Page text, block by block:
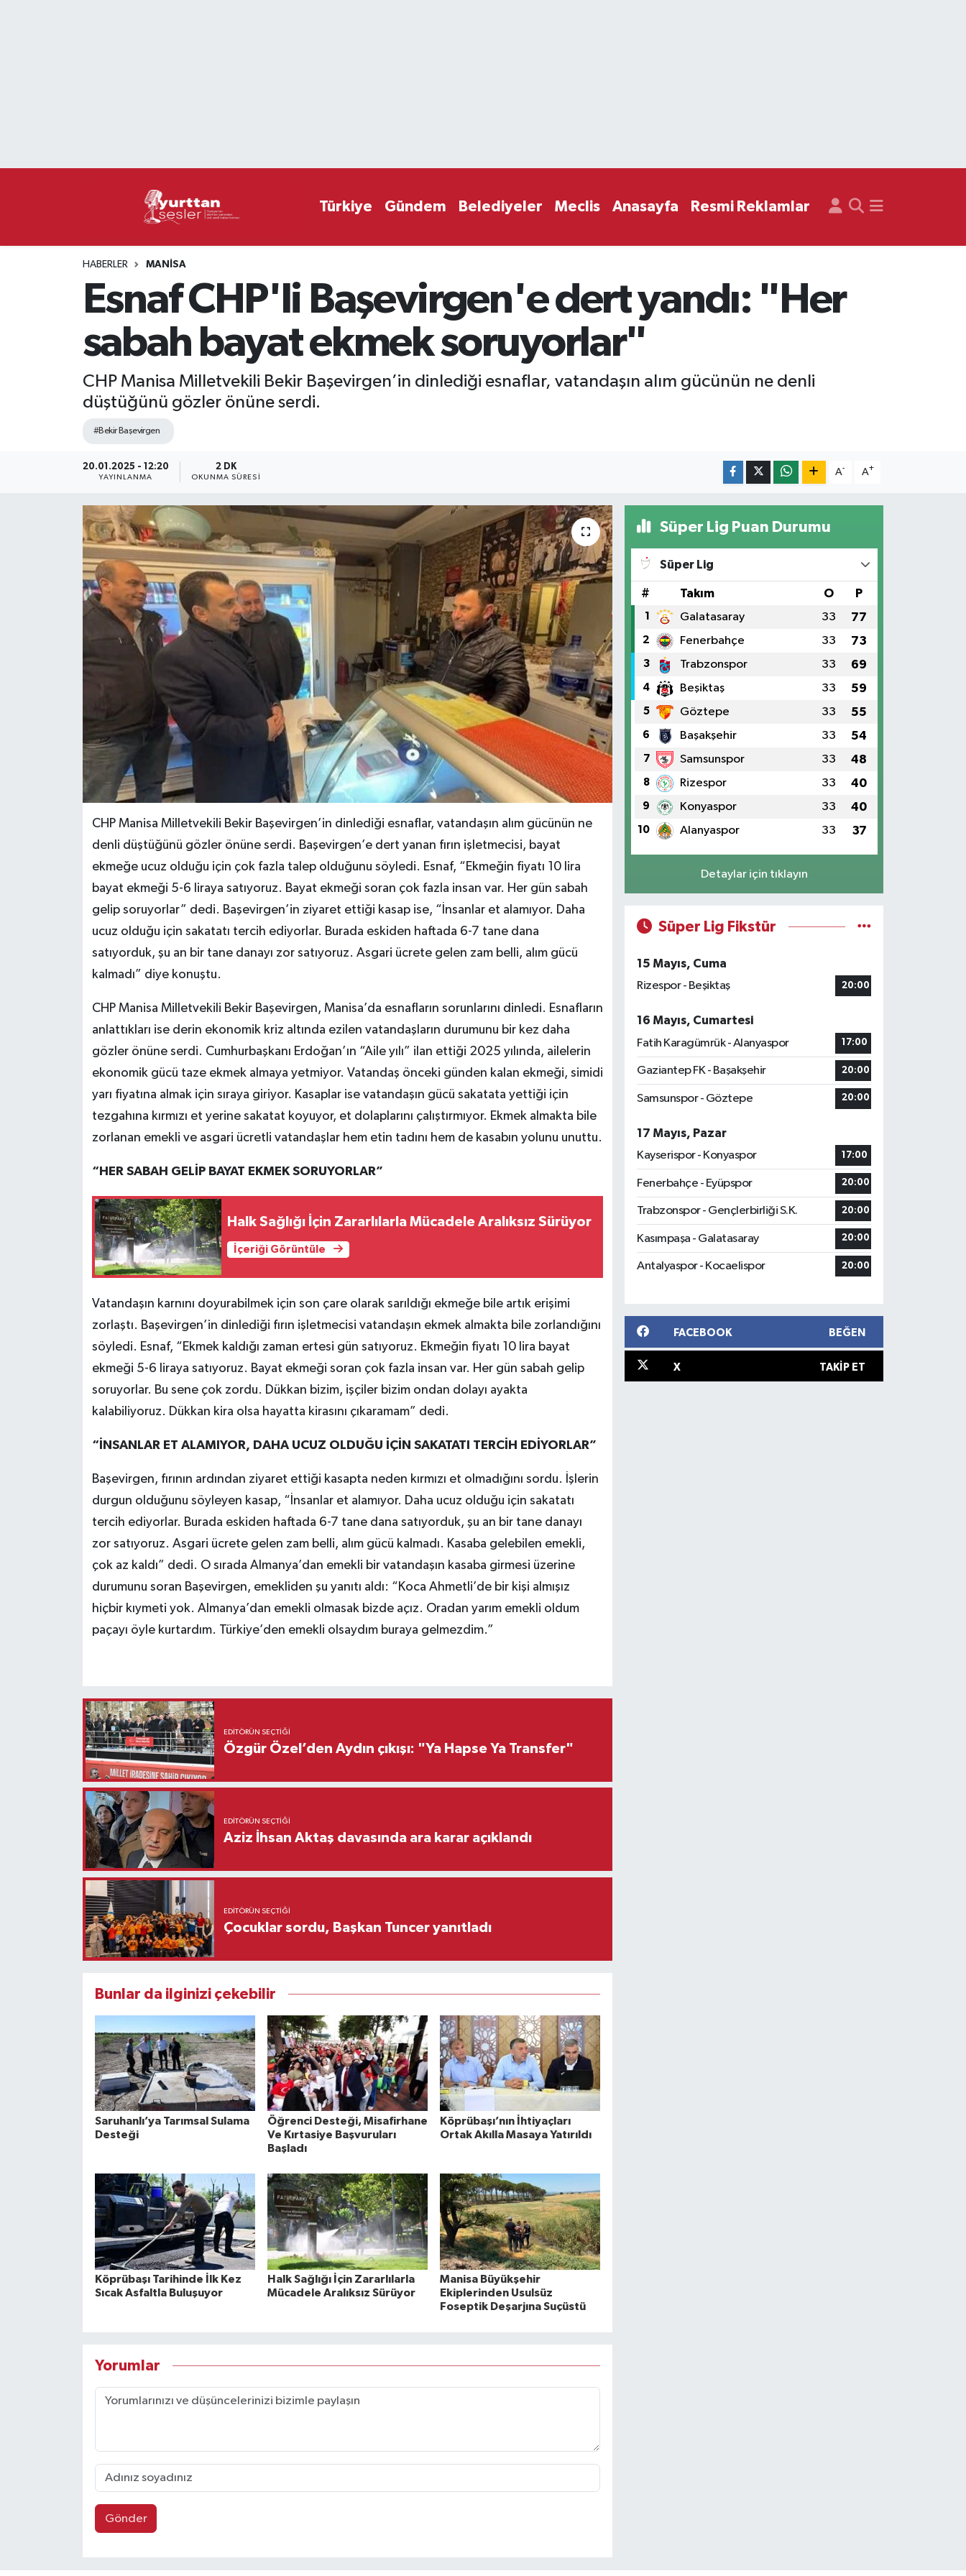
Türkiye Gündem Belediyeler Meclis Anasayfa Resmi Reklamlar
HABERLER MANISA
Esnaf CHP'li Başevirgen'e dert yandı: "Her
sabah bayat ekmek soruyorlar"
CHP Manisa Milletvekili Bekir Başevirgen’in dinlediği esnaflar, vatandaşın alım gücünün ne denli
düştüğünü gözler önüne serdi.
#Bekir Başevirgen
20.01.2025 - 12:20
YAYINLANMA
2 DK
OKUNMA SÜRESI
A- A+
CHP Manisa Milletvekili Bekir Başevirgen’in dinlediği esnaflar, vatandaşın alım gücünün ne
denli düştüğünü gözler önüne serdi. Başevirgen’e dert yanan fırın işletmecisi, bayat
ekmeğe ucuz olduğu için çok fazla talep olduğunu söyledi. Esnaf, “Ekmeğin fiyatı 10 lira
bayat ekmeği 5-6 liraya satıyoruz. Bayat ekmeği soran çok fazla insan var. Her gün sabah
gelip soruyorlar” dedi. Başevirgen’in ziyaret ettiği kasap ise, “İnsanlar et alamıyor. Daha
ucuz olduğu için sakatatı tercih ediyorlar. Burada eskiden haftada 6-7 tane dana
satıyorduk, şu an bir tane danayı zor satıyoruz. Asgari ücrete gelen zam belli, alım gücü
kalmadı” diye konuştu.
CHP Manisa Milletvekili Bekir Başevirgen, Manisa’da esnafların sorunlarını dinledi. Esnafların
anlattıkları ise derin ekonomik kriz altında ezilen vatandaşların durumunu bir kez daha
gözler önüne serdi. Cumhurbaşkanı Erdoğan’ın “Aile yılı” ilan ettiği 2025 yılında, ailelerin
ekonomik gücü taze ekmek almaya yetmiyor. Vatandaş önceki günden kalan ekmeği, simidi
yarı fiyatına almak için sıraya giriyor. Kasaplar ise vatandaşın gücü sakatata yettiği için
tezgahına kırmızı et yerine sakatat koyuyor, et dolaplarını çalıştırmıyor. Ekmek almakta bile
zorlanan emekli ve asgari ücretli vatandaşlar hem etin tadını hem de kasabın yolunu unuttu.
“HER SABAH GELİP BAYAT EKMEK SORUYORLAR”
Halk Sağlığı İçin Zararlılarla Mücadele Aralıksız Sürüyor
İçeriği Görüntüle
Vatandaşın karnını doyurabilmek için son çare olarak sarıldığı ekmeğe bile artık erişimi
zorlaştı. Başevirgen’in dinlediği fırın işletmecisi vatandaşın ekmek almakta bile zorlandığını
söyledi. Esnaf, “Ekmek kaldığı zaman ertesi gün satıyoruz. Ekmeğin fiyatı 10 lira bayat
ekmeği 5-6 liraya satıyoruz. Bayat ekmeği soran çok fazla insan var. Her gün sabah gelip
soruyorlar. Bu sene çok zordu. Dükkan bizim, işçiler bizim ondan dolayı ayakta
kalabiliyoruz. Dükkan kira olsa hayatta kirasını çıkaramam” dedi.
“İNSANLAR ET ALAMIYOR, DAHA UCUZ OLDUĞU İÇİN SAKATATI TERCİH EDİYORLAR”
Başevirgen, fırının ardından ziyaret ettiği kasapta neden kırmızı et olmadığını sordu. İşlerin
durgun olduğunu söyleyen kasap, “İnsanlar et alamıyor. Daha ucuz olduğu için sakatatı
tercih ediyorlar. Burada eskiden haftada 6-7 tane dana satıyorduk, şu an bir tane danayı
zor satıyoruz. Asgari ücrete gelen zam belli, alım gücü kalmadı. Kasaba gelebilen emekli,
çok az kaldı” dedi. O sırada Almanya’dan emekli bir vatandaşın kasaba girmesi üzerine
durumunu soran Başevirgen, emekliden şu yanıtı aldı: “Koca Ahmetli’de bir kişi almışız
hiçbir kıymeti yok. Almanya’dan emekli olmasak bizde açız. Oradan yarım emekli oldum
paçayı öyle kurtardım. Türkiye’den emekli olsaydım buraya gelmezdim.”
EDITÖRÜN SEÇTIĞI
Özgür Özel’den Aydın çıkışı: "Ya Hapse Ya Transfer"
EDITÖRÜN SEÇTIĞI
Aziz İhsan Aktaş davasında ara karar açıklandı
EDITÖRÜN SEÇTIĞI
Çocuklar sordu, Başkan Tuncer yanıtladı
Bunlar da ilginizi çekebilir
Saruhanlı’ya Tarımsal Sulama
Desteği
Öğrenci Desteği, Misafirhane
Ve Kırtasiye Başvuruları
Başladı
Köprübaşı’nın İhtiyaçları
Ortak Akılla Masaya Yatırıldı
Köprübaşı Tarihinde İlk Kez
Sıcak Asfaltla Buluşuyor
Halk Sağlığı İçin Zararlılarla
Mücadele Aralıksız Sürüyor
Manisa Büyükşehir
Ekiplerinden Usulsüz
Foseptik Deşarjına Suçüstü
Yorumlar
Gönder
Süper Lig Puan Durumu
Süper Lig
# Takım O P
1 Galatasaray 33 77
2 Fenerbahçe 33 73
3 Trabzonspor 33 69
4 Beşiktaş 33 59
5 Göztepe 33 55
6 Başakşehir 33 54
7 Samsunspor 33 48
8 Rizespor 33 40
9 Konyaspor 33 40
10 Alanyaspor 33 37
Detaylar için tıklayın
Süper Lig Fikstür
15 Mayıs, Cuma
Rizespor - Beşiktaş
20:00
16 Mayıs, Cumartesi
Fatih Karagümrük - Alanyaspor
17:00
Gaziantep FK - Başakşehir 20:00
Samsunspor - Göztepe 20:00
17 Mayıs, Pazar
Kayserispor - Konyaspor
17:00
Fenerbahçe - Eyüpspor 20:00
Trabzonspor - Gençlerbirliği S.K. 20:00
Kasımpaşa - Galatasaray 20:00
Antalyaspor - Kocaelispor 20:00
FACEBOOK BEĞEN
X TAKIP ET
Süper Lig Puan Durumu ve Fikstür
Haber Arşivi